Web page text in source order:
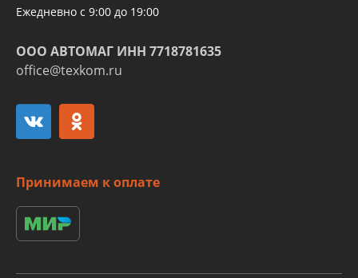
Ежедневно с 9:00 до 19:00
ООО АВТОМАГ ИНН 7718781635
office@texkom.ru
Принимаем к оплате